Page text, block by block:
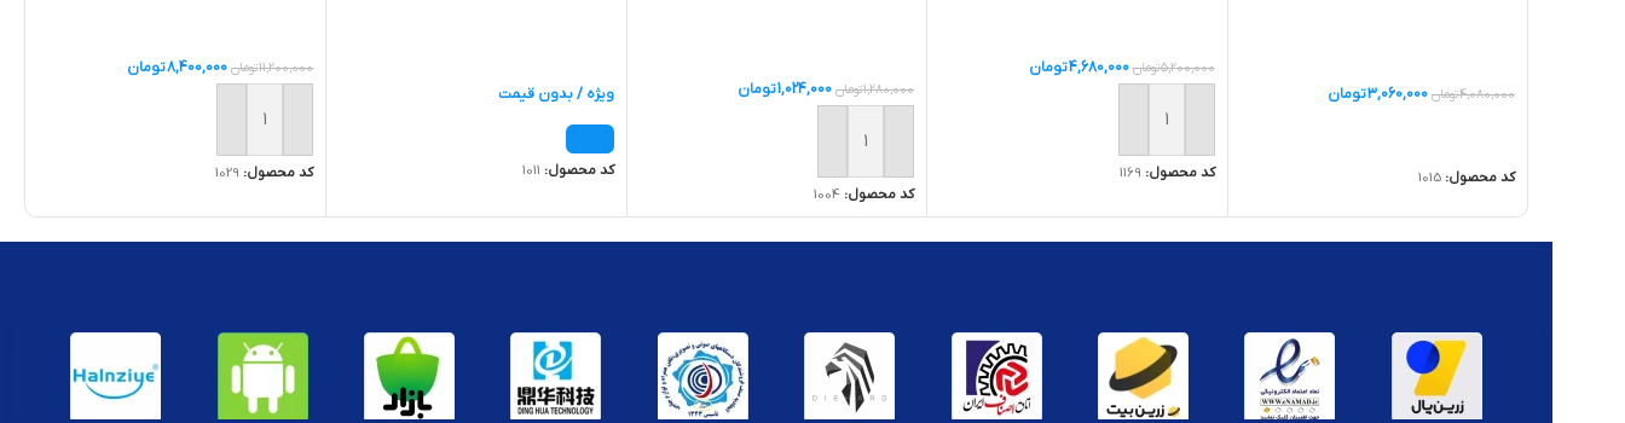
4,080,000تومان 3,060,000تومان
کد محصول: 1015
5,200,000تومان 4,680,000تومان
افزودن به سبد خرید
کد محصول: 1169
1,280,000تومان 1,024,000تومان
افزودن به سبد خرید
کد محصول: 1004
ویژه / بدون قیمت
کد محصول: 1011
11,200,000تومان 8,400,000تومان
افزودن به سبد خرید
کد محصول: 1029